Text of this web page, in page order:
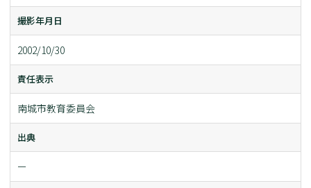
撮影年月日
2002/10/30
責任表示
南城市教育委員会
出典
ー